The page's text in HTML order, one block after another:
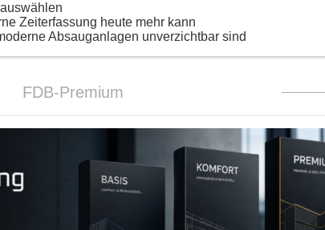
Zeiterfassung heute mehr kann
Absauganlagen unverzichtbar sind
FDB-Premium